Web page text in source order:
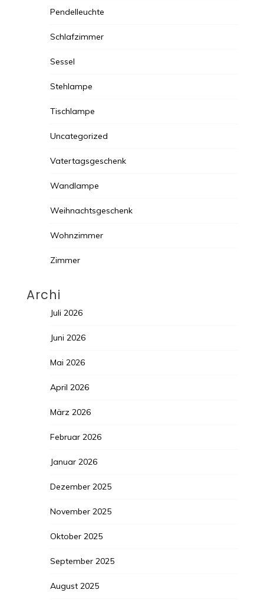
Pendelleuchte
Schlafzimmer
Sessel
Stehlampe
Tischlampe
Uncategorized
Vatertagsgeschenk
Wandlampe
Weihnachtsgeschenk
Wohnzimmer
Zimmer
Archi
Juli 2026
Juni 2026
Mai 2026
April 2026
März 2026
Februar 2026
Januar 2026
Dezember 2025
November 2025
Oktober 2025
September 2025
August 2025